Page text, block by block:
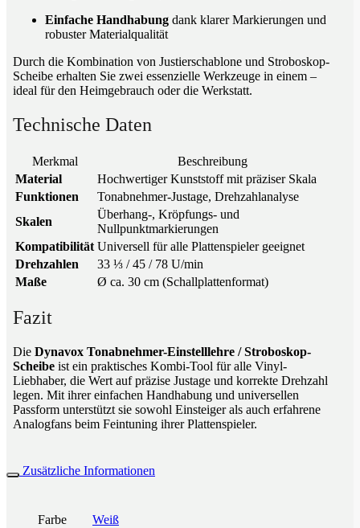
Einfache Handhabung dank klarer Markierungen und
robuster Materialqualität
Durch die Kombination von Justierschablone und Stroboskop-
Scheibe erhalten Sie zwei essenzielle Werkzeuge in einem –
ideal für den Heimgebrauch oder die Werkstatt.
Technische Daten
Merkmal
Beschreibung
Material
Hochwertiger Kunststoff mit präziser Skala
Funktionen
Tonabnehmer-Justage, Drehzahlanalyse
Skalen
Überhang-, Kröpfungs- und
Nullpunktmarkierungen
Kompatibilität Universell für alle Plattenspieler geeignet
Drehzahlen
33 ⅓ / 45 / 78 U/min
Maße
Ø ca. 30 cm (Schallplattenformat)
Fazit
Die Dynavox Tonabnehmer-Einstelllehre / Stroboskop-
Scheibe ist ein praktisches Kombi-Tool für alle Vinyl-
Liebhaber, die Wert auf präzise Justage und korrekte Drehzahl
legen. Mit ihrer einfachen Handhabung und universellen
Passform unterstützt sie sowohl Einsteiger als auch erfahrene
Analogfans beim Feintuning ihrer Plattenspieler.
Zusätzliche Informationen
Farbe Weiß